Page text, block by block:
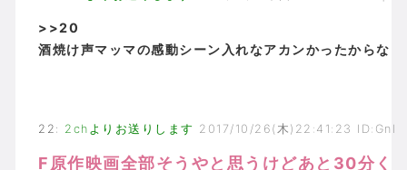
>>20
酒焼け声マッマの感動シーン入れなアカンかったからな
22 : 2chよりお送りします 2017/10/26(木)22:41:23 ID:Gnl
F原作映画全部そうやと思うけどあと30分く